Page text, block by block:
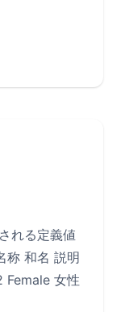
れる定義値
称 和名 説明
Female 女性